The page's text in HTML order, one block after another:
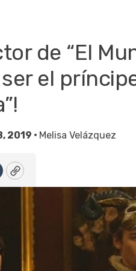
de “El
ser el
2019 • Melisa Velázquez
Copy